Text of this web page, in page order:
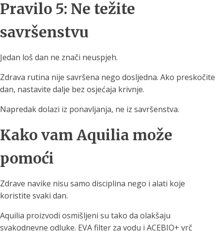
Pravilo 5: Ne težite
savršenstvu
Jedan loš dan ne znači neuspjeh.
Zdrava rutina nije savršena nego dosljedna. Ako preskočite
dan, nastavite dalje bez osjećaja krivnje.
Napredak dolazi iz ponavljanja, ne iz savršenstva.
Kako vam Aquilia može
pomoći
Zdrave navike nisu samo disciplina nego i alati koje
koristite svaki dan.
Aquilia proizvodi osmišljeni su tako da olakšaju
svakodnevne odluke. EVA filter za vodu i ACEBIO+ vrč